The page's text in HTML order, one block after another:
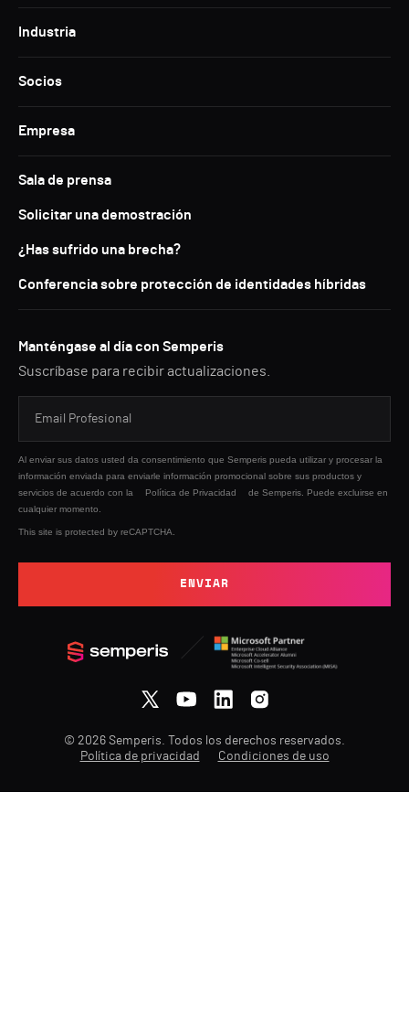
Industria
Socios
Empresa
Sala de prensa
Solicitar una demostración
¿Has sufrido una brecha?
Conferencia sobre protección de identidades híbridas
Manténgase al día con Semperis
Suscríbase para recibir actualizaciones.
Al enviar sus datos usted da consentimiento que Semperis pueda utilizar y procesar la
información enviada para enviarle información promocional sobre sus productos y
servicios de acuerdo con la
Política de Privacidad
de Semperis. Puede excluirse en
cualquier momento.
This site is protected by reCAPTCHA.
ENVIAR
© 2026 Semperis. Todos los derechos reservados.
Política de privacidad
Condiciones de uso